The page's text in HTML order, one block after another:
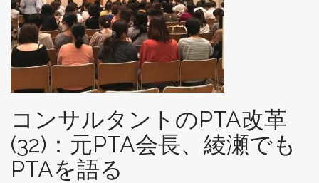
コンサルタントのPTA改革
(32)：元PTA会長、綾瀬でも
PTAを語る